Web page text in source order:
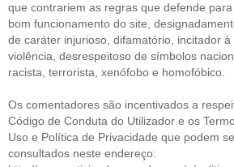
que contrariem as regras que defende
bom funcionamento do site,
de caráter injurioso, difamatório, incitador à
violência, desrespeitoso de símbolos
racista, terrorista, xenófobo e homofóbico.
Os comentadores são incentivados a
Código de Conduta do Utilizador e os
Uso e Política de Privacidade que podem
consultados neste endereço: